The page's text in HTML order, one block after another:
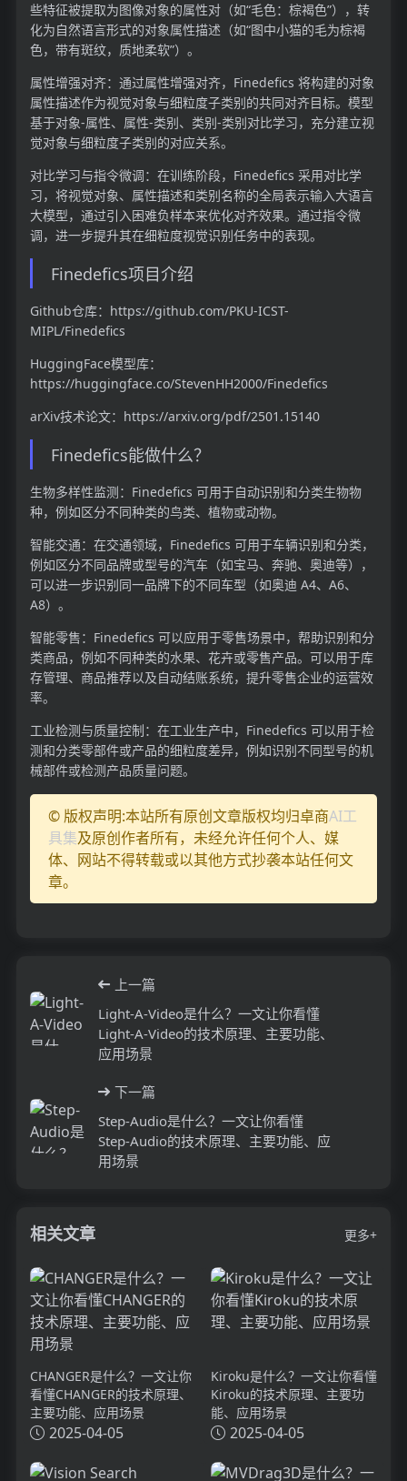
些特征被提取为图像对象的属性对（如“毛色：棕褐色”），转
化为自然语言形式的对象属性描述（如“图中小猫的毛为棕褐
色，带有斑纹，质地柔软”）。
属性增强对齐：通过属性增强对齐，Finedefics 将构建的对象
属性描述作为视觉对象与细粒度子类别的共同对齐目标。模型
基于对象-属性、属性-类别、类别-类别对比学习，充分建立视
觉对象与细粒度子类别的对应关系。
对比学习与指令微调：在训练阶段，Finedefics 采用对比学
习，将视觉对象、属性描述和类别名称的全局表示输入大语言
大模型，通过引入困难负样本来优化对齐效果。通过指令微
调，进一步提升其在细粒度视觉识别任务中的表现。
Finedefics项目介绍
Github仓库：https://github.com/PKU-ICST-
MIPL/Finedefics
HuggingFace模型库：
https://huggingface.co/StevenHH2000/Finedefics
arXiv技术论文：https://arxiv.org/pdf/2501.15140
Finedefics能做什么？
生物多样性监测：Finedefics 可用于自动识别和分类生物物
种，例如区分不同种类的鸟类、植物或动物。
智能交通：在交通领域，Finedefics 可用于车辆识别和分类，
例如区分不同品牌或型号的汽车（如宝马、奔驰、奥迪等），
可以进一步识别同一品牌下的不同车型（如奥迪 A4、A6、
A8）。
智能零售：Finedefics 可以应用于零售场景中，帮助识别和分
类商品，例如不同种类的水果、花卉或零售产品。可以用于库
存管理、商品推荐以及自动结账系统，提升零售企业的运营效
率。
工业检测与质量控制：在工业生产中，Finedefics 可以用于检
测和分类零部件或产品的细粒度差异，例如识别不同型号的机
械部件或检测产品质量问题。
© 版权声明:本站所有原创文章版权均归卓商AI工
具集及原创作者所有，未经允许任何个人、媒
体、网站不得转载或以其他方式抄袭本站任何文
章。
上一篇
Light-A-Video是什么？一文让你看懂
Light-A-Video的技术原理、主要功能、
应用场景
下一篇
Step-Audio是什么？一文让你看懂
Step-Audio的技术原理、主要功能、应
用场景
相关文章 更多+
CHANGER是什么？一文让你
看懂CHANGER的技术原理、
主要功能、应用场景
2025-04-05
Kiroku是什么？一文让你看懂
Kiroku的技术原理、主要功
能、应用场景
2025-04-05